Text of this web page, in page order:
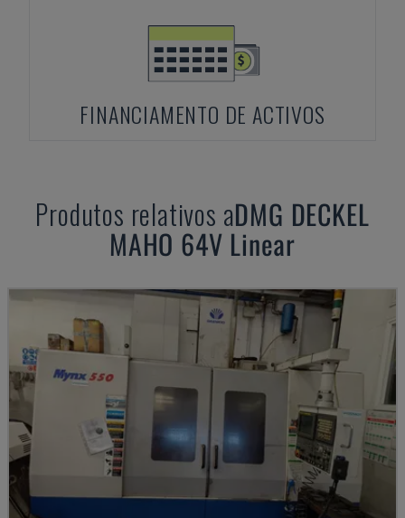
FINANCIAMENTO DE ACTIVOS
Produtos relativos aDMG DECKEL
MAHO 64V Linear